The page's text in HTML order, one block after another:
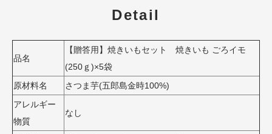
Detail
品名
【贈答用】焼きいもセット 焼きいも ごろイモ
(250ｇ)×5袋
原材料名
さつま芋(五郎島金時100%)
アレルギー
物質
なし